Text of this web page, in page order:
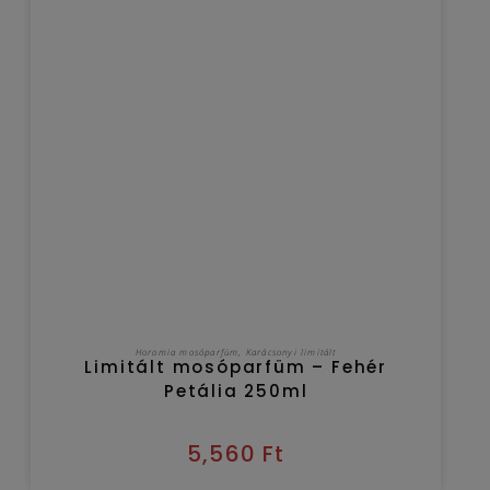
KOSÁRBA TESZEM
Horomia mosóparfüm Karácsonyi limitált
Limitált mosóparfüm – Fehér
Petália 250ml
5,560 Ft